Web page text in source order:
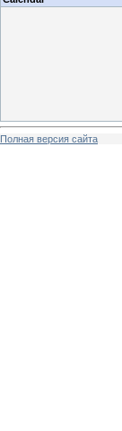
Полная версия сайта